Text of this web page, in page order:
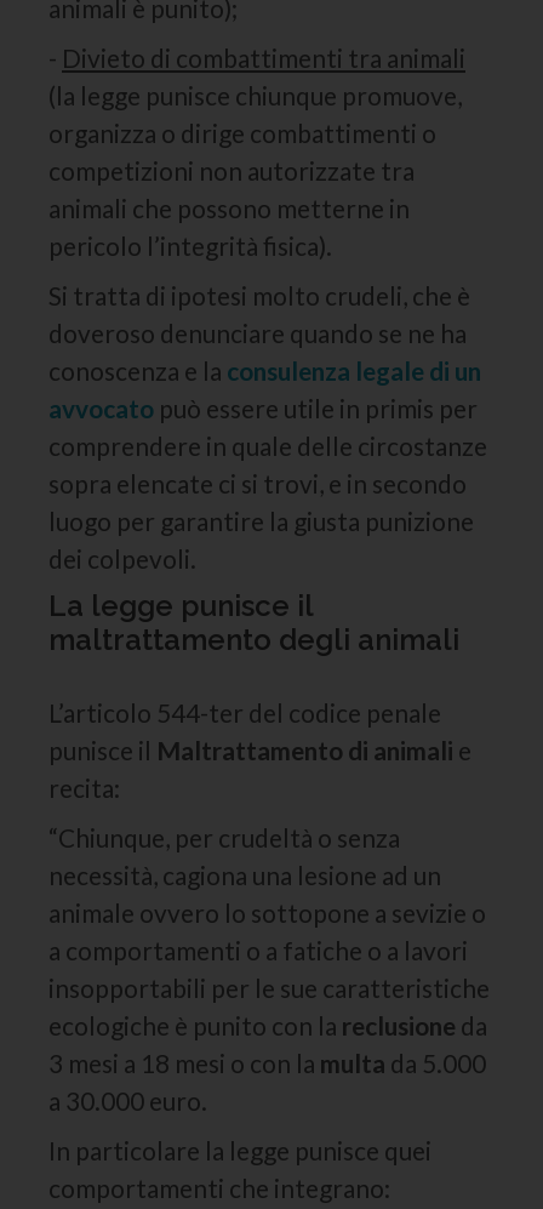
animali è punito);
- Divieto di combattimenti tra animali
(la legge punisce chiunque promuove,
organizza o dirige combattimenti o
competizioni non autorizzate tra
animali che possono metterne in
pericolo l’integrità fisica).
Si tratta di ipotesi molto crudeli, che è
doveroso denunciare quando se ne ha
conoscenza e la consulenza legale di un
avvocato può essere utile in primis per
comprendere in quale delle circostanze
sopra elencate ci si trovi, e in secondo
luogo per garantire la giusta punizione
dei colpevoli.
La legge punisce il
maltrattamento degli animali
L’articolo 544-ter del codice penale
punisce il Maltrattamento di animali e
recita:
“Chiunque, per crudeltà o senza
necessità, cagiona una lesione ad un
animale ovvero lo sottopone a sevizie o
a comportamenti o a fatiche o a lavori
insopportabili per le sue caratteristiche
ecologiche è punito con la reclusione da
3 mesi a 18 mesi o con la multa da 5.000
a 30.000 euro.
In particolare la legge punisce quei
comportamenti che integrano: